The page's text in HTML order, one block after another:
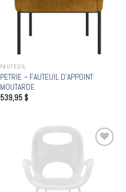
FAUTEUIL
PETRIE – FAUTEUIL D’APPOINT
MOUTARDE
539,95 $